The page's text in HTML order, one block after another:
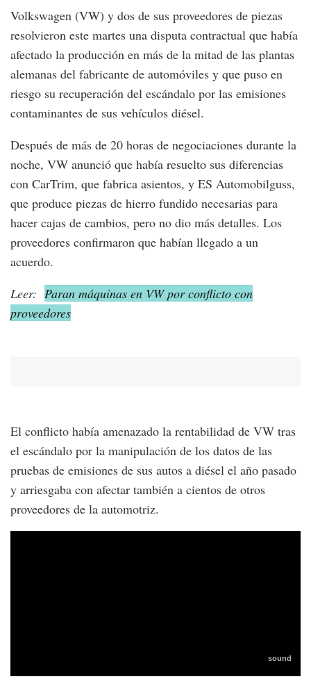
Volkswagen (VW) y dos de sus proveedores de piezas
resolvieron este martes una disputa contractual que había
afectado la producción en más de la mitad de las plantas
alemanas del fabricante de automóviles y que puso en
riesgo su recuperación del escándalo por las emisiones
contaminantes de sus vehículos diésel.
Después de más de 20 horas de negociaciones durante la
noche, VW anunció que había resuelto sus diferencias
con CarTrim, que fabrica asientos, y ES Automobilguss,
que produce piezas de hierro fundido necesarias para
hacer cajas de cambios, pero no dio más detalles. Los
proveedores confirmaron que habían llegado a un
acuerdo.
Leer: Paran máquinas en VW por conflicto con
proveedores
El conflicto había amenazado la rentabilidad de VW tras
el escándalo por la manipulación de los datos de las
pruebas de emisiones de sus autos a diésel el año pasado
y arriesgaba con afectar también a cientos de otros
proveedores de la automotriz.